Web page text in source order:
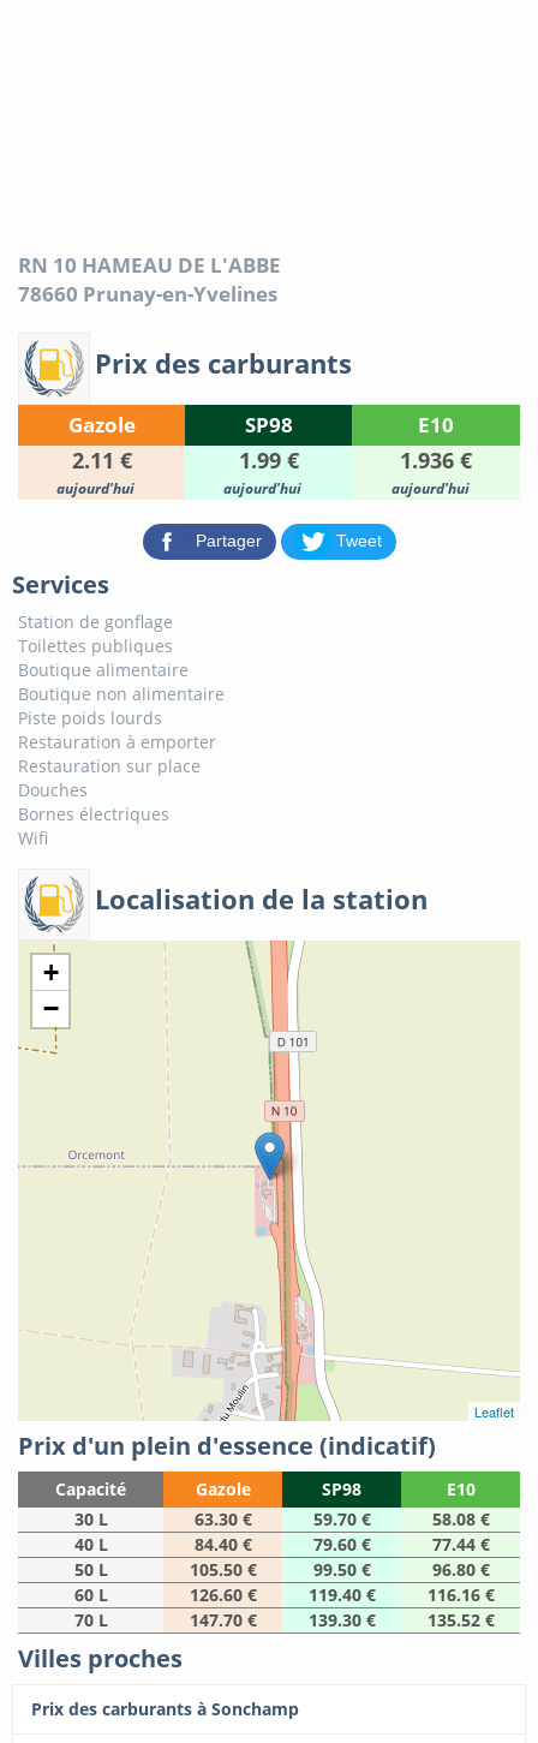
RN 10 HAMEAU DE L'ABBE
78660 Prunay-en-Yvelines
Prix des carburants
Gazole SP98 E10
2.11 € 1.99 € 1.936 €
aujourd'hui aujourd'hui aujourd'hui
Partager Tweet
Services
Station de gonflage
Toilettes publiques
Boutique alimentaire
Boutique non alimentaire
Piste poids lourds
Restauration à emporter
Restauration sur place
Douches
Bornes électriques
Wifi
Localisation de la station
+
−
Leaflet
Prix d'un plein d'essence (indicatif)
Capacité Gazole SP98
E10
30 L
63.30 € 59.70 €
58.08 €
40 L
84.40 € 79.60 €
77.44 €
50 L
105.50 € 99.50 €
96.80 €
60 L
126.60 € 119.40 €
116.16 €
70 L
147.70 € 139.30 € 135.52 €
Villes proches
Prix des carburants à Sonchamp